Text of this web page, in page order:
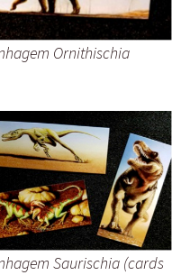
Ornithischia
Saurischia (cards